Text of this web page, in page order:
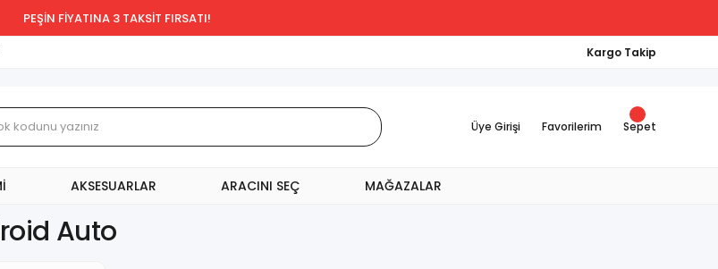
PEŞİN FİYATINA 3 TAKSİT FIRSATI!
Kargo Takip
Üye Girişi Favorilerim Sepet
AKSESUARLAR ARACINI SEÇ MAĞAZALAR
Auto